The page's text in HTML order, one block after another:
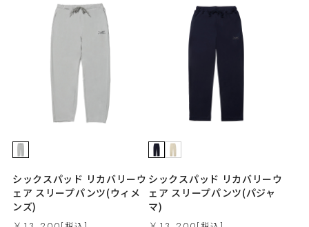
シックスパッド リカバリーウ
ェア スリープパンツ(ウィメ
ンズ)
シックスパッド リカバリーウ
ェア スリープパンツ(パジャ
マ)